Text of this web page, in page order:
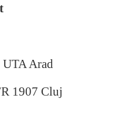
Arad
1907 Cluj